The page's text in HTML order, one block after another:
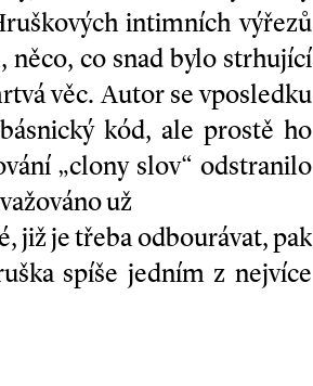
intimních výřezů
co snad bylo strhující
věc. Autor se vposledku
kód, ale prostě ho
„clony slov“ odstranilo
už
již je třeba odbourávat, pak
spíše jedním z nejvíce